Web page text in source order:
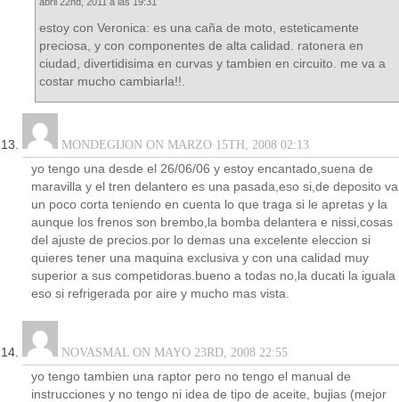
estoy con Veronica: es una caña de moto, esteticamente
preciosa, y con componentes de alta calidad. ratonera en
ciudad, divertidisima en curvas y tambien en circuito. me va a
costar mucho cambiarla!!.
MONDEGIJON ON MARZO 15TH, 2008 02:13
yo tengo una desde el 26/06/06 y estoy encantado,suena de
maravilla y el tren delantero es una pasada,eso si,de deposito va
un poco corta teniendo en cuenta lo que traga si le apretas y la
aunque los frenos son brembo,la bomba delantera e nissi,cosas
del ajuste de precios.por lo demas una excelente eleccion si
quieres tener una maquina exclusiva y con una calidad muy
superior a sus competidoras.bueno a todas no,la ducati la iguala
eso si refrigerada por aire y mucho mas vista.
NOVASMAL ON MAYO 23RD, 2008 22:55
yo tengo tambien una raptor pero no tengo el manual de
instrucciones y no tengo ni idea de tipo de aceite, bujias (mejor